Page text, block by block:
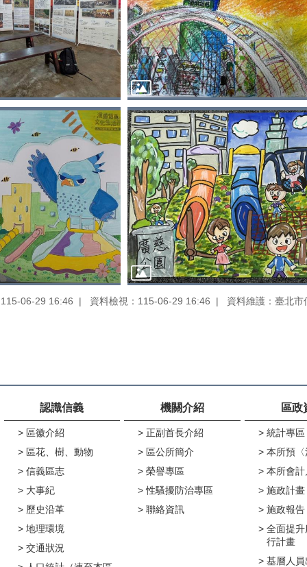
06-29 16:46 資料檢視：115-06-29 16:46 資料維護：臺北市
認識信義
區徽介紹
區花、樹、動物
信義區志
大事紀
歷史沿革
地理環境
交通狀況
機關介紹
正副首長介紹
區公所簡介
榮譽專區
性騷擾防治專區
聯絡資訊
區政
統計專區
本所預
本所會計
施政計畫
施政報告
全面提
行計畫
基層人